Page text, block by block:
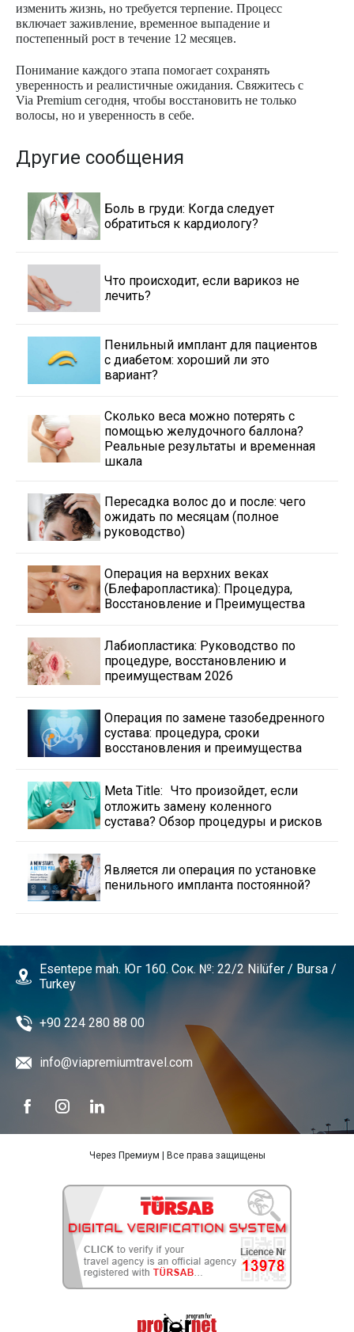
изменить жизнь, но требуется терпение. Процесс
включает заживление, временное выпадение и
постепенный рост в течение 12 месяцев.
Понимание каждого этапа помогает сохранять
уверенность и реалистичные ожидания. Свяжитесь с
Via Premium сегодня, чтобы восстановить не только
волосы, но и уверенность в себе.
Другие сообщения
Боль в груди: Когда следует
обратиться к кардиологу?
Что происходит, если варикоз не
лечить?
Пенильный имплант для пациентов
с диабетом: хороший ли это
вариант?
Сколько веса можно потерять с
помощью желудочного баллона?
Реальные результаты и временная
шкала
Пересадка волос до и после: чего
ожидать по месяцам (полное
руководство)
Операция на верхних веках
(Блефаропластика): Процедура,
Восстановление и Преимущества
Лабиопластика: Руководство по
процедуре, восстановлению и
преимуществам 2026
Операция по замене тазобедренного
сустава: процедура, сроки
восстановления и преимущества
Meta Title: Что произойдет, если
отложить замену коленного
сустава? Обзор процедуры и рисков
Является ли операция по установке
пенильного импланта постоянной?
Esentepe mah. Юг 160. Сок. №: 22/2 Nilüfer / Bursa /
Turkey
+90 224 280 88 00
info@viapremiumtravel.com
Через Премиум | Все права защищены